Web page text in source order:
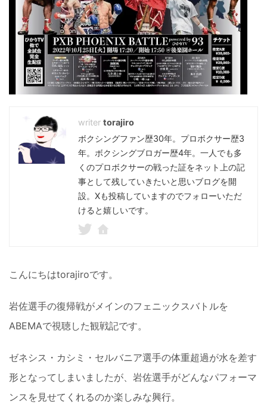
torajiro
ボクシングファン歴30年。プロボクサー歴3
年。ボクシングブロガー歴4年。一人でも多
くのプロボクサーの戦った証をネット上の記
事として残していきたいと思いブログを開
設。Xも投稿していますのでフォローいただ
けると嬉しいです。
こんにちはtorajiroです。
岩佐選手の復帰戦がメインのフェニックスバトルを
ABEMAで視聴した観戦記です。
ゼネシス・カシミ・セルバニア選手の体重超過が水を差す
形となってしまいましたが、岩佐選手がどんなパフォーマ
ンスを見せてくれるのか楽しみな興行。